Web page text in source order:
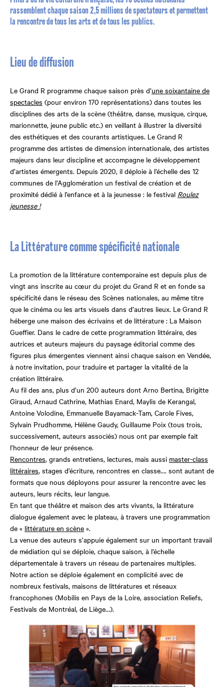
rassemblent chaque saison 2,5 millions de spectateurs et permettent
la rencontre de tous les arts et de tous les publics.
Lieu de diffusion
Le Grand R programme chaque saison près d’une soixantaine de
spectacles (pour environ 170 représentations) dans toutes les
disciplines des arts de la scène (théâtre, danse, musique, cirque,
marionnette, jeune public etc.) en veillant à illustrer la diversité
des esthétiques et des courants artistiques. Le Grand R
programme des artistes de dimension internationale, des artistes
majeurs dans leur discipline et accompagne le développement
d’artistes émergents. Depuis 2020, il déploie à l’échelle des 12
communes de l’Agglomération un festival de création et de
proximité dédié à l’enfance et à la jeunesse : le festival Roulez
jeunesse !
La Littérature comme spécificité nationale
La promotion de la littérature contemporaine est depuis plus de
vingt ans inscrite au cœur du projet du Grand R et en fonde sa
spécificité dans le réseau des Scènes nationales, au même titre
que le cinéma ou les arts visuels dans d’autres lieux. Le Grand R
héberge une maison des écrivains et de littérature : La Maison
Gueffier. Dans le cadre de cette programmation littéraire, des
autrices et auteurs majeurs du paysage éditorial comme des
figures plus émergentes viennent ainsi chaque saison en Vendée,
à notre invitation, pour traduire et partager la vitalité de la
création littéraire.
Au fil des ans, plus d’un 200 auteurs dont Arno Bertina, Brigitte
Giraud, Arnaud Cathrine, Mathias Enard, Maylis de Kerangal,
Antoine Volodine, Emmanuelle Bayamack-Tam, Carole Fives,
Sylvain Prudhomme, Hélène Gaudy, Guillaume Poix (tous trois,
successivement, auteurs associés) nous ont par exemple fait
l’honneur de leur présence.
Rencontres, grands entretiens, lectures, mais aussi master-class
littéraires, stages d’écriture, rencontres en classe…. sont autant de
formats que nous déployons pour assurer la rencontre avec les
auteurs, leurs récits, leur langue.
En tant que théâtre et maison des arts vivants, la littérature
dialogue également avec le plateau, à travers une programmation
de « littérature en scène ».
La venue des auteurs s’appuie également sur un important travail
de médiation qui se déploie, chaque saison, à l’échelle
départementale à travers un réseau de partenaires multiples.
Notre action se déploie également en complicité avec de
nombreux festivals, maisons de littératures et réseaux
francophones (Mobilis en Pays de la Loire, association Reliefs,
Festivals de Montréal, de Liège…).